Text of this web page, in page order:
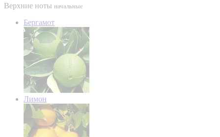
Верхние ноты начальные
Бергамот
Лимон